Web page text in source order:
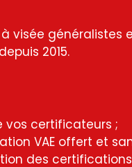
visée généralistes
2015.
vos certificateurs ;
VAE offert et
des